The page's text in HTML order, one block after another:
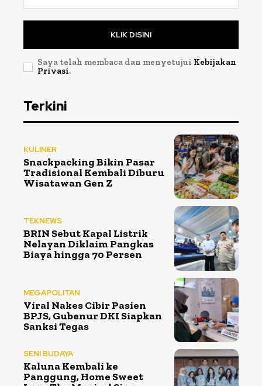
KLIK DISINI
Saya telah membaca dan menyetujui Kebijakan
Privasi.
Terkini
KULINER
Snackpacking Bikin Pasar
Tradisional Kembali Diburu
Wisatawan Gen Z
TEKNEWS
BRIN Sebut Kapal Listrik
Nelayan Diklaim Pangkas
Biaya hingga 70 Persen
MEGAPOLITAN
Viral Nakes Cibir Pasien
BPJS, Gubenur DKI Siapkan
Sanksi Tegas
SENI BUDAYA
Kaluna Kembali ke
Panggung, Home Sweet